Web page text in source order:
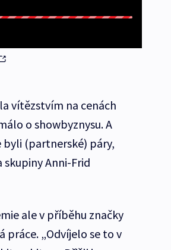
vítězstvím na cenách
o showbyznysu. A
byli (partnerské) páry,
Anni-Frid
ale v příběhu značky
práce. „Odvíjelo se to v